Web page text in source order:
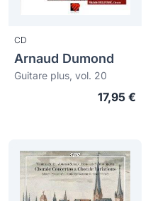
CD
Arnaud Dumond
Guitare plus, vol. 20
17,95 €